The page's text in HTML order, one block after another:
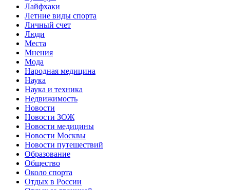
Лайфхаки
Летние виды спорта
Личный счет
Люди
Места
Мнения
Мода
Народная медицина
Наука
Наука и техника
Недвижимость
Новости
Новости ЗОЖ
Новости медицины
Новости Москвы
Новости путешествий
Образование
Общество
Около спорта
Отдых в России